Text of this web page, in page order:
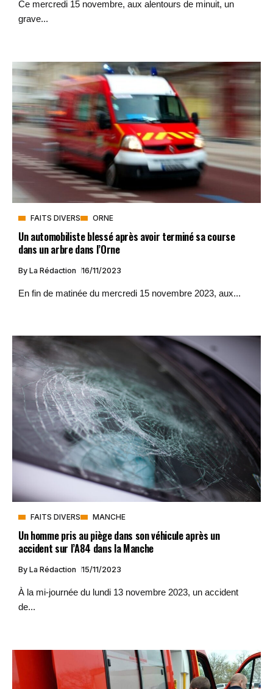
Ce mercredi 15 novembre, aux alentours de minuit, un
grave...
FAITS DIVERS ORNE
Un automobiliste blessé après avoir terminé sa course
dans un arbre dans l’Orne
By La Rédaction 16/11/2023
En fin de matinée du mercredi 15 novembre 2023, aux...
FAITS DIVERS MANCHE
Un homme pris au piège dans son véhicule après un
accident sur l’A84 dans la Manche
By La Rédaction 15/11/2023
À la mi-journée du lundi 13 novembre 2023, un accident
de...